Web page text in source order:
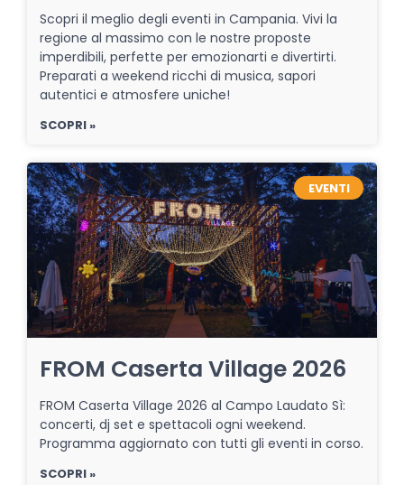
Scopri il meglio degli eventi in Campania. Vivi la
regione al massimo con le nostre proposte
imperdibili, perfette per emozionarti e divertirti.
Preparati a weekend ricchi di musica, sapori
autentici e atmosfere uniche!
SCOPRI »
EVENTI
FROM Caserta Village 2026
FROM Caserta Village 2026 al Campo Laudato Sì:
concerti, dj set e spettacoli ogni weekend.
Programma aggiornato con tutti gli eventi in corso.
SCOPRI »